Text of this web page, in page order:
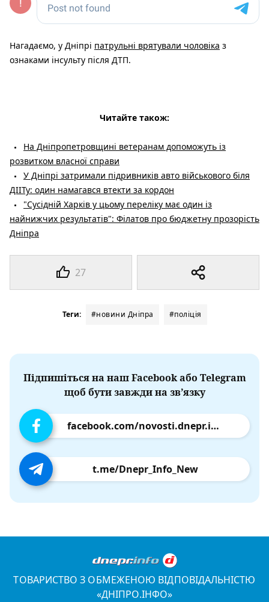
27
Нагадаємо, у Дніпрі патрульні врятували чоловіка з
ознаками інсульту після ДТП.
Читайте також:
На Дніпропетровщині ветеранам допоможуть із
розвитком власної справи
У Дніпрі затримали підривників авто військового біля
ДІІТу: один намагався втекти за кордон
"Сусідній Харків у цьому переліку має один із
найнижчих результатів": Філатов про бюджетну прозорість
Дніпра
Теги: #новини Дніпра #поліція
Підпишіться на наш Facebook або Telegram
щоб бути завжди на зв’язку
facebook.com/novosti.dnepr.info
t.me/Dnepr_Info_New
ТОВАРИСТВО З ОБМЕЖЕНОЮ ВІДПОВІДАЛЬНІСТЮ
«ДНІПРО.ІНФО»